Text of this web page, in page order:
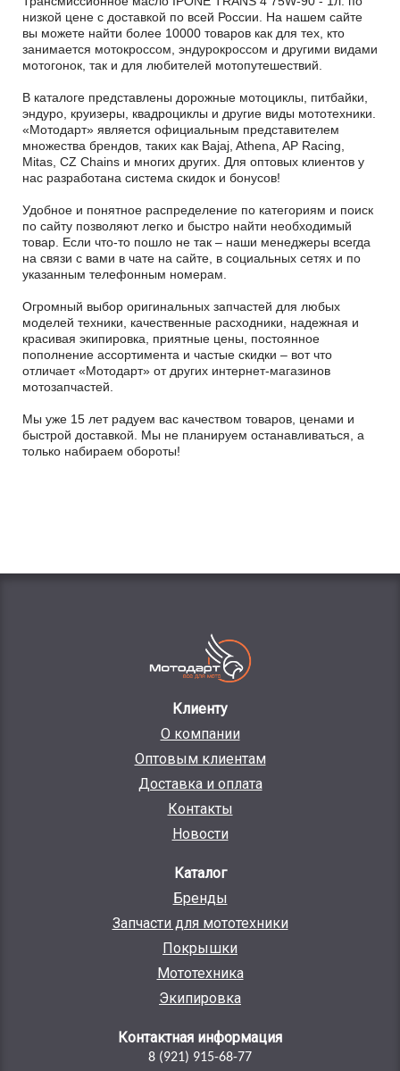
низкой цене с доставкой по всей России. На нашем сайте
вы можете найти более 10000 товаров как для тех, кто
занимается мотокроссом, эндурокроссом и другими видами
мотогонок, так и для любителей мотопутешествий.
В каталоге представлены дорожные мотоциклы, питбайки,
эндуро, круизеры, квадроциклы и другие виды мототехники.
«Мотодарт» является официальным представителем
множества брендов, таких как Bajaj, Athena, AP Racing,
Mitas, CZ Chains и многих других. Для оптовых клиентов у
нас разработана система скидок и бонусов!
Удобное и понятное распределение по категориям и поиск
по сайту позволяют легко и быстро найти необходимый
товар. Если что-то пошло не так – наши менеджеры всегда
на связи с вами в чате на сайте, в социальных сетях и по
указанным телефонным номерам.
Огромный выбор оригинальных запчастей для любых
моделей техники, качественные расходники, надежная и
красивая экипировка, приятные цены, постоянное
пополнение ассортимента и частые скидки – вот что
отличает «Мотодарт» от других интернет-магазинов
мотозапчастей.
Мы уже 15 лет радуем вас качеством товаров, ценами и
быстрой доставкой. Мы не планируем останавливаться, а
только набираем обороты!
Клиенту
О компании
Оптовым клиентам
Доставка и оплата
Контакты
Новости
Каталог
Бренды
Запчасти для мототехники
Покрышки
Мототехника
Экипировка
Контактная информация
8 (921) 915-68-77